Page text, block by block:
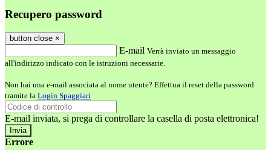
Recupero password
button close ×
E-mail Verrà inviato un messaggio
all'indirizzo indicato con le istruzioni necessarie.
Non hai una e-mail associata al nome utente? Effettua il reset della password
tramite la Login Spaggiari
E-mail inviata, si prega di controllare la casella di posta elettronica!
Errore